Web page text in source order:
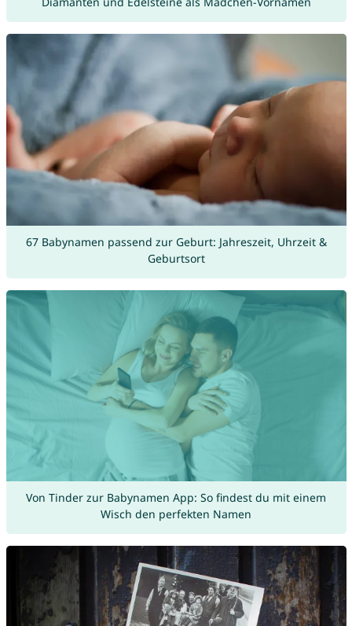
67 Babynamen passend zur Geburt: Jahreszeit, Uhrzeit &
Geburtsort
Von Tinder zur Babynamen App: So findest du mit einem
Wisch den perfekten Namen